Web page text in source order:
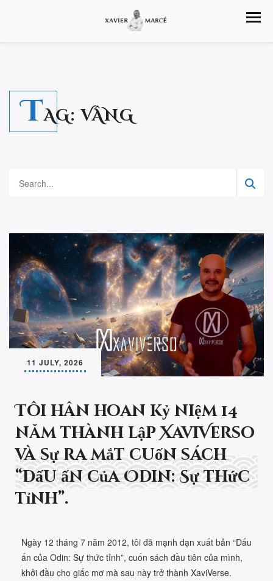
TAG:VÂNG
11 JULY, 2026
Tôi hân hoan kỷ niệm 14
năm thành lập XaviVerso
và sự ra mắt cuốn sách
“Dấu ấn của Odin: Sự thức
tỉnh”.
Ngày 12 tháng 7 năm 2012, tôi đã mạnh dạn xuất bản “Dấu
ấn của Odin: Sự thức tỉnh”, cuốn sách đầu tiên của mình,
khởi đầu cho giấc mơ mà sau này trở thành XaviVerse.